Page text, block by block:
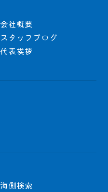
会社概要
スタッフブログ
代表挨拶
海側検索